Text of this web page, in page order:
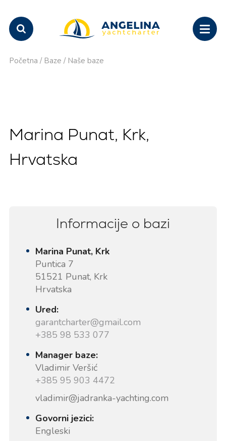
Početna / Baze / Naše baze
Marina Punat, Krk,
Hrvatska
Informacije o bazi
Marina Punat, Krk
Puntica 7
51521 Punat, Krk
Hrvatska
Ured:
garantcharter@gmail.com
+385 98 533 077
Manager baze:
Vladimir Veršić
+385 95 903 4472
vladimir@jadranka-yachting.com
Govorni jezici:
Engleski